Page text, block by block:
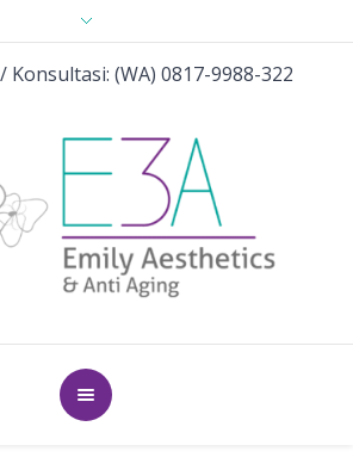
Konsultasi: (WA) 0817-9988-322